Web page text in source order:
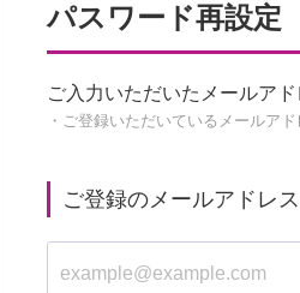
パスワード再設定
ご入力いただいたメールア
・ご登録いただいているメールア
ご登録のメールアドレス